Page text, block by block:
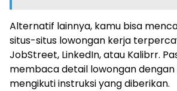
Alternatif lainnya, kamu bisa
situs-situs lowongan kerja
JobStreet, LinkedIn, atau Kalibrr.
membaca detail lowongan dengan
mengikuti instruksi yang diberikan.